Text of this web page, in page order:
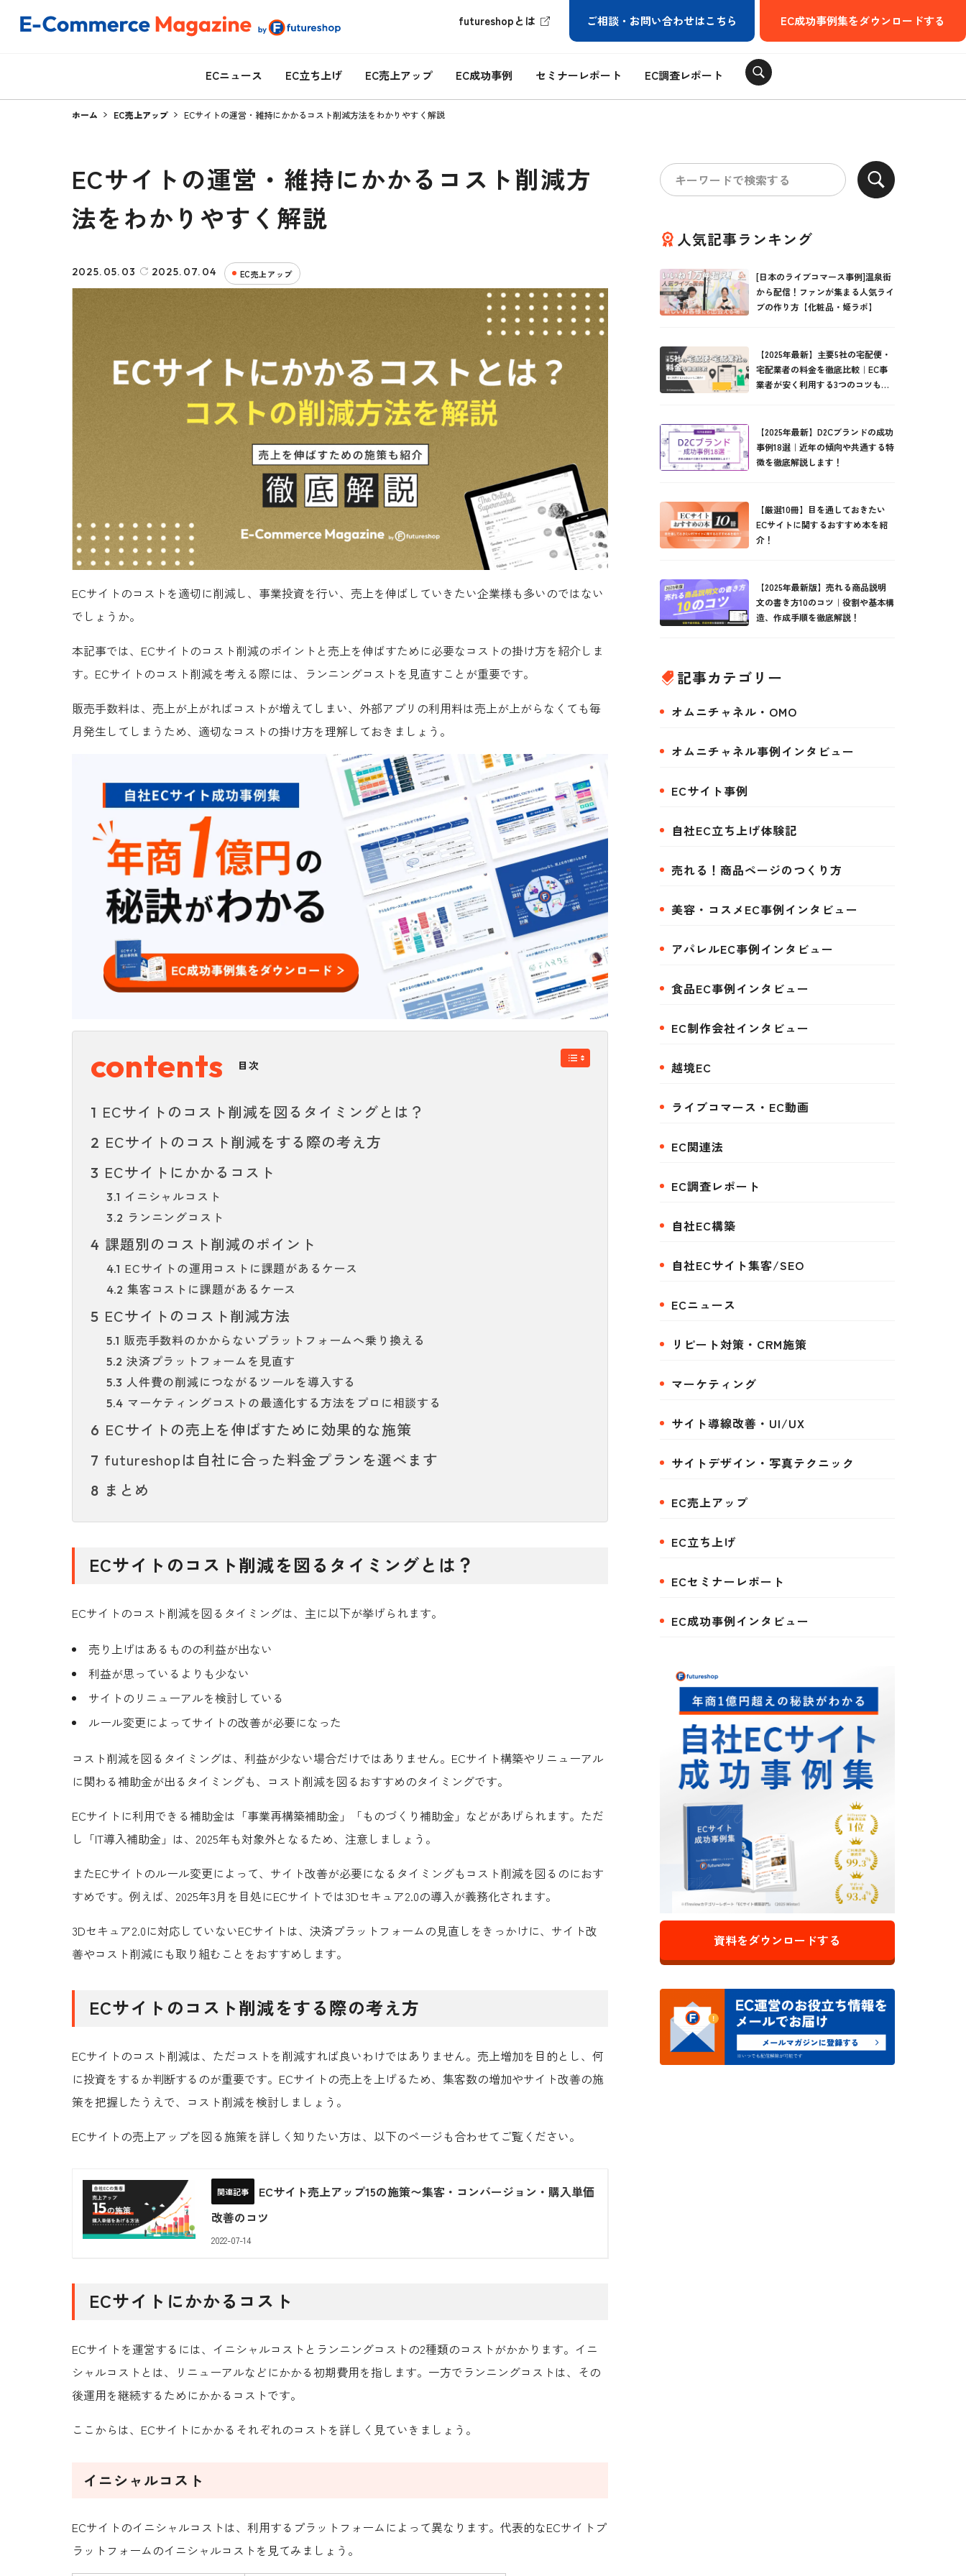
futureshopとは ご相談・お問い合わせはこちら EC成功事例集をダウンロードする
ECニュース EC立ち上げ EC売上アップ EC成功事例 セミナーレポート EC調査レポート
ホーム EC売上アップ ECサイトの運営・維持にかかるコスト削減方法をわかりやすく解説
ECサイトの運営・維持にかかるコスト削減方
法をわかりやすく解説
2025.05.03 2025.07.04 EC売上アップ
ECサイトのコストを適切に削減し、事業投資を行い、売上を伸ばしていきたい企業様も多いのではない
でしょうか。
本記事では、ECサイトのコスト削減のポイントと売上を伸ばすために必要なコストの掛け方を紹介しま
す。ECサイトのコスト削減を考える際には、ランニングコストを見直すことが重要です。
販売手数料は、売上が上がればコストが増えてしまい、外部アプリの利用料は売上が上がらなくても毎
月発生してしまうため、適切なコストの掛け方を理解しておきましょう。
目次
1 ECサイトのコスト削減を図るタイミングとは？
2 ECサイトのコスト削減をする際の考え方
3 ECサイトにかかるコスト
3.1 イニシャルコスト
3.2 ランニングコスト
4 課題別のコスト削減のポイント
4.1 ECサイトの運用コストに課題があるケース
4.2 集客コストに課題があるケース
5 ECサイトのコスト削減方法
5.1 販売手数料のかからないプラットフォームへ乗り換える
5.2 決済プラットフォームを見直す
5.3 人件費の削減につながるツールを導入する
5.4 マーケティングコストの最適化する方法をプロに相談する
6 ECサイトの売上を伸ばすために効果的な施策
7 futureshopは自社に合った料金プランを選べます
8 まとめ
ECサイトのコスト削減を図るタイミングとは？
ECサイトのコスト削減を図るタイミングは、主に以下が挙げられます。
売り上げはあるものの利益が出ない
利益が思っているよりも少ない
サイトのリニューアルを検討している
ルール変更によってサイトの改善が必要になった
コスト削減を図るタイミングは、利益が少ない場合だけではありません。ECサイト構築やリニューアル
に関わる補助金が出るタイミングも、コスト削減を図るおすすめのタイミングです。
ECサイトに利用できる補助金は「事業再構築補助金」「ものづくり補助金」などがあげられます。ただ
し「IT導入補助金」は、2025年も対象外となるため、注意しましょう。
またECサイトのルール変更によって、サイト改善が必要になるタイミングもコスト削減を図るのにおす
すめです。例えば、2025年3月を目処にECサイトでは3Dセキュア2.0の導入が義務化されます。
3Dセキュア2.0に対応していないECサイトは、決済プラットフォームの見直しをきっかけに、サイト改
善やコスト削減にも取り組むことをおすすめします。
ECサイトのコスト削減をする際の考え方
ECサイトのコスト削減は、ただコストを削減すれば良いわけではありません。売上増加を目的とし、何
に投資をするか判断するのが重要です。ECサイトの売上を上げるため、集客数の増加やサイト改善の施
策を把握したうえで、コスト削減を検討しましょう。
ECサイトの売上アップを図る施策を詳しく知りたい方は、以下のページも合わせてご覧ください。
ECサイト売上アップ15の施策〜集客・コンバージョン・購入単価
改善のコツ
2022-07-14
ECサイトにかかるコスト
ECサイトを運営するには、イニシャルコストとランニングコストの2種類のコストがかかります。イニ
シャルコストとは、リニューアルなどにかかる初期費用を指します。一方でランニングコストは、その
後運用を継続するためにかかるコストです。
ここからは、ECサイトにかかるそれぞれのコストを詳しく見ていきましょう。
イニシャルコスト
ECサイトのイニシャルコストは、利用するプラットフォームによって異なります。代表的なECサイトプ
ラットフォームのイニシャルコストを見てみましょう。
人気記事ランキング
[日本のライブコマース事例]温泉街
から配信！ファンが集まる人気ライ
ブの作り方【化粧品・姫ラボ】
【2025年最新】主要5社の宅配便・
宅配業者の料金を徹底比較｜EC事
業者が安く利用する3つのコツもご
【2025年最新】D2Cブランドの成功
事例18選｜近年の傾向や共通する特
徴を徹底解説します！
【厳選10冊】目を通しておきたい
ECサイトに関するおすすめ本を紹
介！
【2025年最新版】売れる商品説明
文の書き方10のコツ｜役割や基本構
造、作成手順を徹底解説！
記事カテゴリー
オムニチャネル・OMO
オムニチャネル事例インタビュー
ECサイト事例
自社EC立ち上げ体験記
売れる！商品ページのつくり方
美容・コスメEC事例インタビュー
アパレルEC事例インタビュー
食品EC事例インタビュー
EC制作会社インタビュー
越境EC
ライブコマース・EC動画
EC関連法
EC調査レポート
自社EC構築
自社ECサイト集客/SEO
ECニュース
リピート対策・CRM施策
マーケティング
サイト導線改善・UI/UX
サイトデザイン・写真テクニック
EC売上アップ
EC立ち上げ
ECセミナーレポート
EC成功事例インタビュー
資料をダウンロードする